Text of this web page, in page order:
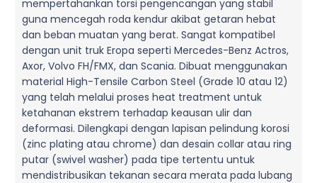
mempertahankan torsi pengencangan yang stabil
guna mencegah roda kendur akibat getaran hebat
dan beban muatan yang berat. Sangat kompatibel
dengan unit truk Eropa seperti Mercedes-Benz Actros,
Axor, Volvo FH/FMX, dan Scania. Dibuat menggunakan
material High-Tensile Carbon Steel (Grade 10 atau 12)
yang telah melalui proses heat treatment untuk
ketahanan ekstrem terhadap keausan ulir dan
deformasi. Dilengkapi dengan lapisan pelindung korosi
(zinc plating atau chrome) dan desain collar atau ring
putar (swivel washer) pada tipe tertentu untuk
mendistribusikan tekanan secara merata pada lubang